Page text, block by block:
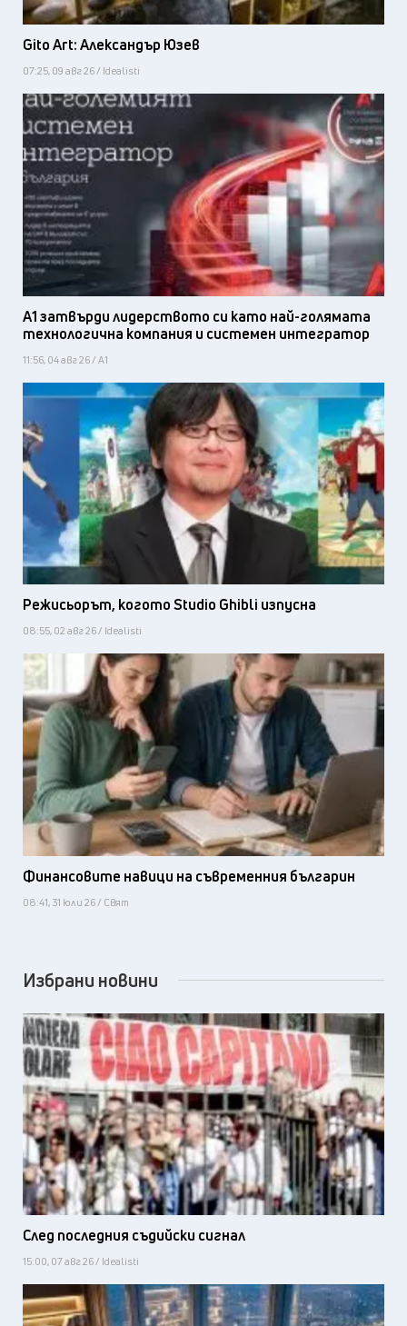
Gito Art: Александър Юзев
07:25, 09 авг 26 / Idealisti
А1 затвърди лидерството си като най-голямата
технологична компания и системен интегратор
11:56, 04 авг 26 / А1
Режисьорът, когото Studio Ghibli изпусна
08:55, 02 авг 26 / Idealisti
Финансовите навици на съвременния българин
08:41, 31 юли 26 / Свят
Избрани новини
След последния съдийски сигнал
15:00, 07 авг 26 / Idealisti